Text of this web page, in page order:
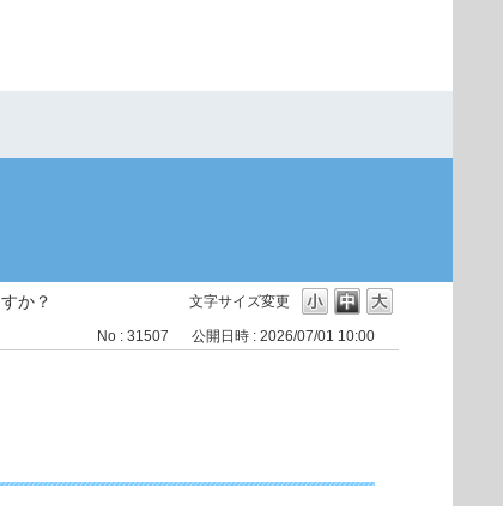
文字サイズ変更
か？
No : 31507 公開日時 : 2026/07/01 10:00